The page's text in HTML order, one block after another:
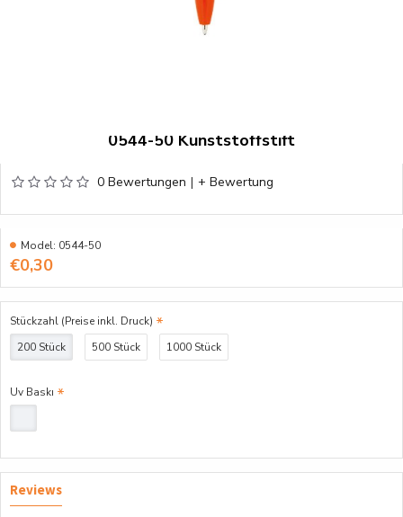
0544-50 Kunststoffstift
0 Bewertungen | + Bewertung
€0,30
Model: 0544-50
Stückzahl (Preise inkl. Druck)
200 Stück
500 Stück 1000 Stück
Uv Baskı
Reviews